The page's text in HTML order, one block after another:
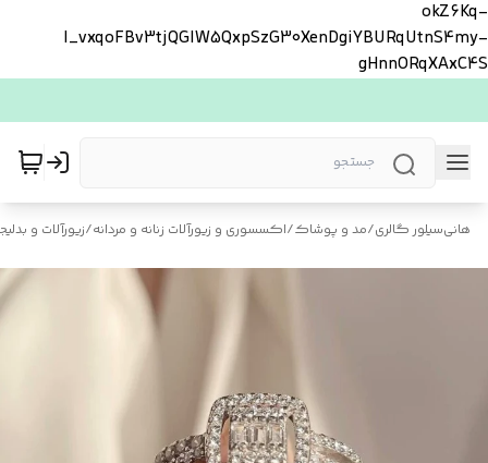
okZ6Kq-
l_vxqoFBv3tjQGlW5QxpSzG30XenDgiYBURqUtnS4my-
gHnnORqXAxC4S
هانی‌سیلور گالری/مد و پوشاک/اکسسوری و زیورآلات زنانه و مردانه/زیورآلات و